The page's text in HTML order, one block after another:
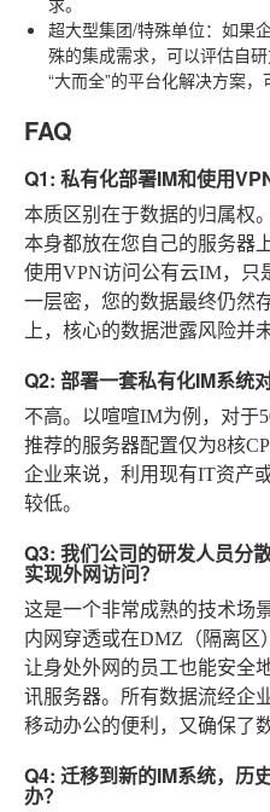
超大型集团/特殊单位：如果
殊的集成需求，可以评估自
“大而全”的平台化解决方案，
FAQ
Q1: 私有化部署IM和使用
本质区别在于数据的归属权
本身都放在您自己的服务器
使用VPN访问公有云IM，只
一层密，您的数据最终仍然
上，核心的数据泄露风险并
Q2: 部署一套私有化IM系统
不高。以喧喧IM为例，对于
推荐的服务器配置仅为8核
企业来说，利用现有IT资产
较低。
Q3: 我们公司的研发人员分
实现外网访问？
这是一个非常成熟的技术场
内网穿透或在DMZ（隔离区
让身处外网的员工也能安全
讯服务器。所有数据流经企
移动办公的便利，又确保了
Q4: 迁移到新的IM系统，历
办？